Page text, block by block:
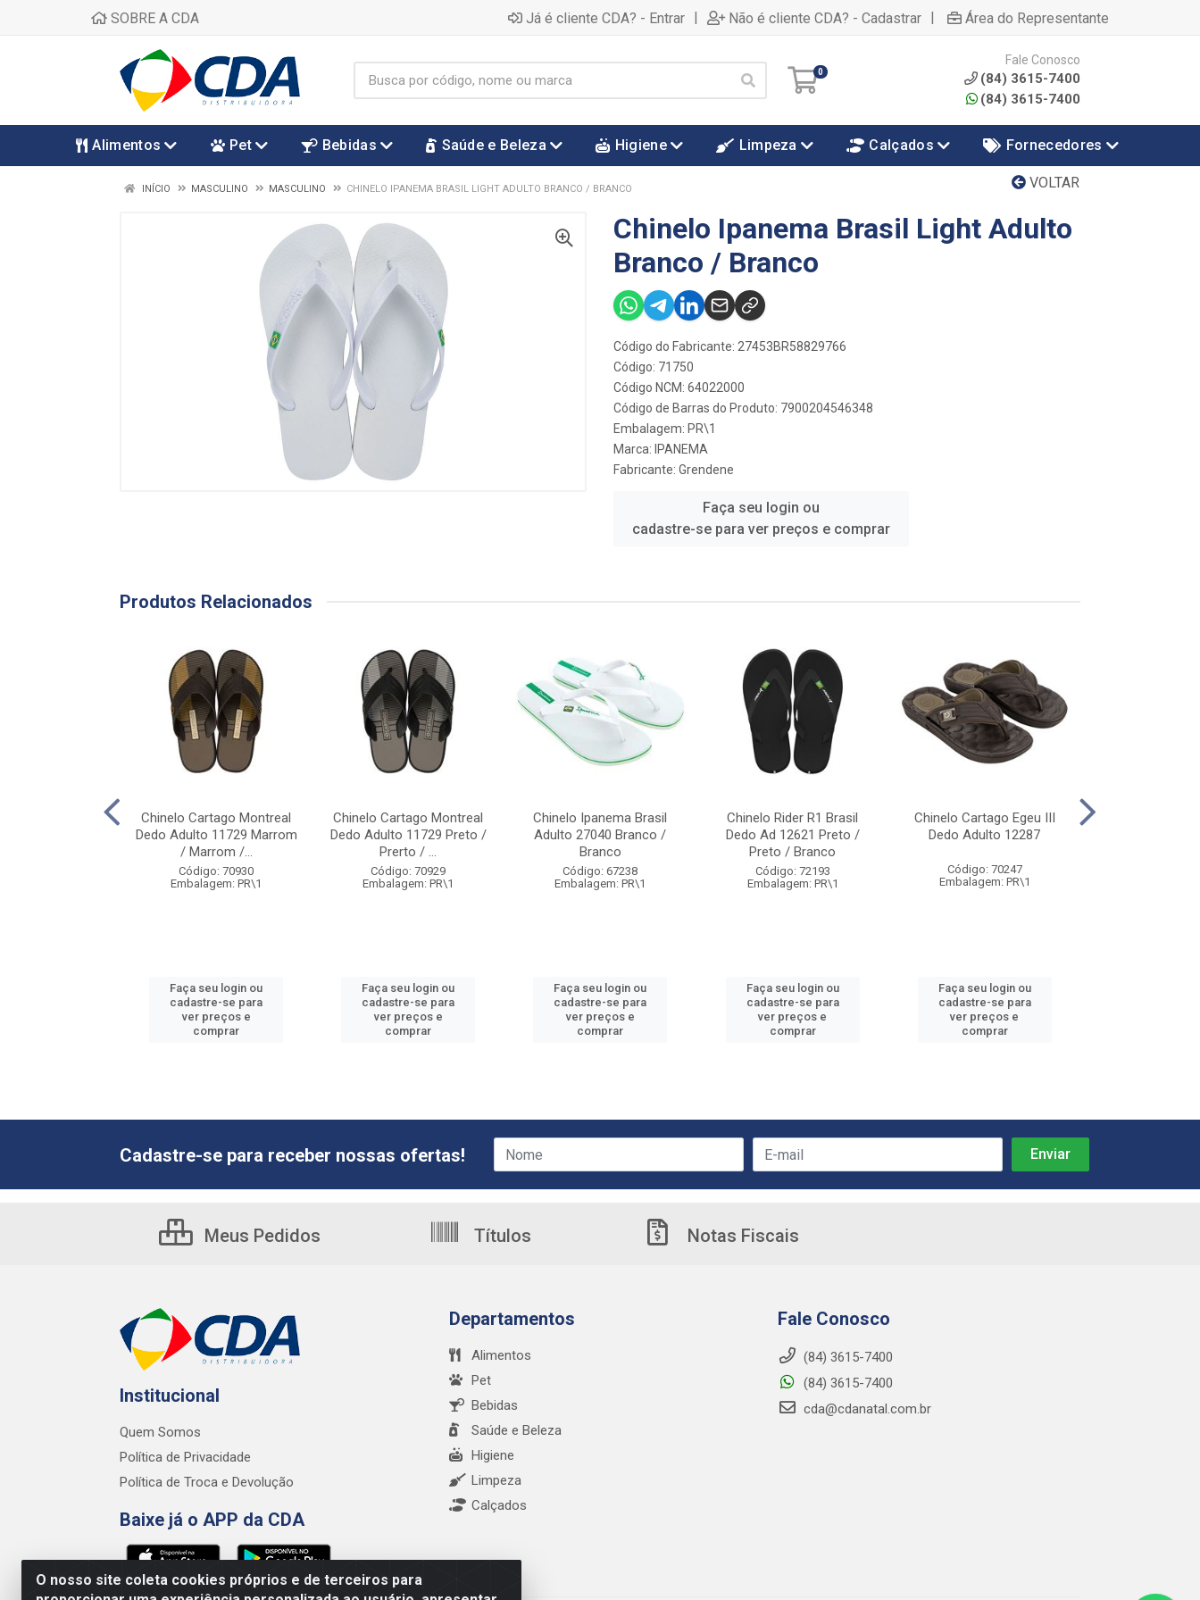
SOBRE A CDA Já é cliente CDA? - Entrar | Não é cliente CDA? - Cadastrar | Área do Representante
0
Fale Conosco
(84) 3615-7400
(84) 3615-7400
Alimentos Pet Bebidas Saúde e Beleza Higiene Limpeza Calçados Fornecedores
VOLTAR
INÍCIO MASCULINO MASCULINO CHINELO IPANEMA BRASIL LIGHT ADULTO BRANCO / BRANCO
Chinelo Ipanema Brasil Light Adulto
Branco / Branco
Código do Fabricante: 27453BR58829766
Código: 71750
Código NCM: 64022000
Código de Barras do Produto: 7900204546348
Embalagem: PR\1
Marca: IPANEMA
Fabricante: Grendene
Faça seu login ou
cadastre-se para ver preços e comprar
Produtos Relacionados
Chinelo Cartago Montreal
Dedo Adulto 11729 Marrom
/ Marrom /...
Código: 70930
Embalagem: PR\1
Faça seu login ou
cadastre-se para
ver preços e
comprar
Chinelo Cartago Montreal
Dedo Adulto 11729 Preto /
Prerto / ...
Código: 70929
Embalagem: PR\1
Faça seu login ou
cadastre-se para
ver preços e
comprar
Chinelo Ipanema Brasil
Adulto 27040 Branco /
Branco
Código: 67238
Embalagem: PR\1
Faça seu login ou
cadastre-se para
ver preços e
comprar
Chinelo Rider R1 Brasil
Dedo Ad 12621 Preto /
Preto / Branco
Código: 72193
Embalagem: PR\1
Faça seu login ou
cadastre-se para
ver preços e
comprar
Chinelo Cartago Egeu III
Dedo Adulto 12287
Código: 70247
Embalagem: PR\1
Faça seu login ou
cadastre-se para
ver preços e
comprar
O nosso site coleta cookies próprios e de terceiros para
Cadastre-se para receber nossas ofertas!
Meus Pedidos Títulos Notas Fiscais
Institucional
Quem Somos
Política de Privacidade
Política de Troca e Devolução
Baixe já o APP da CDA
Departamentos
Alimentos
Pet
Bebidas
Saúde e Beleza
Higiene
Limpeza
Calçados
Fale Conosco
(84) 3615-7400
(84) 3615-7400
cda@cdanatal.com.br